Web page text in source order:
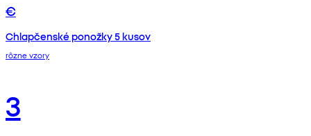
€
Chlapčenské ponožky 5 kusov
rôzne vzory
3